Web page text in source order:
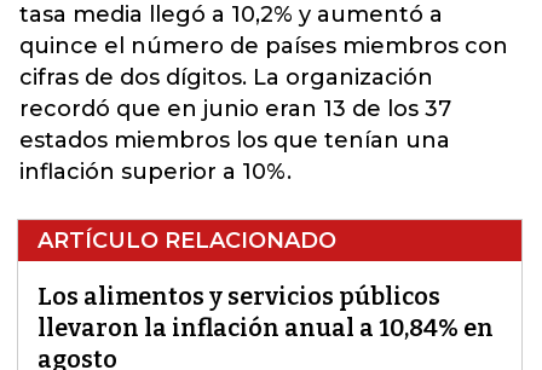
tasa media llegó a 10,2% y aumentó a
quince el número de países miembros con
cifras de dos dígitos. La organización
recordó que en junio eran 13 de los 37
estados miembros los que tenían una
inflación superior a 10%.
ARTÍCULO RELACIONADO
Los alimentos y servicios públicos
llevaron la inflación anual a 10,84% en
agosto